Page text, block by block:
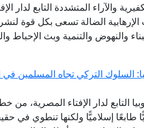
والآراء المتشددة التابع لدار
الإرهابية الضالة تسعى بكل قوة
والنهوض والتنمية وبث الإحباط
السلوك التركي تجاه المسلمين
التابع لدار الإفتاء المصرية،
إسلاميًّا ولكنها تنطوي في